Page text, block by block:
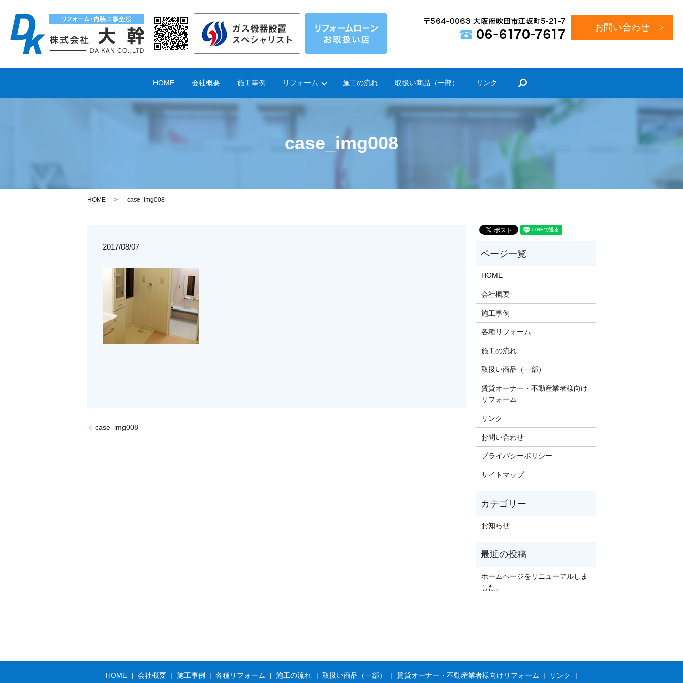
お問い合わせ
HOME 会社概要 施工事例 リフォーム 施工の流れ 取扱い商品（一部） リンク
case_img008
HOME case_img008
2017/08/07
case_img008
HOME
会社概要
施工事例
各種リフォーム
施工の流れ
取扱い商品（一部）
賃貸オーナー・不動産業者様向け
リフォーム
リンク
お問い合わせ
プライバシーポリシー
サイトマップ
お知らせ
ホームページをリニューアルしま
した。
HOME 会社概要 施工事例 各種リフォーム 施工の流れ 取扱い商品（一部） 賃貸オーナー・不動産業者様向けリフォーム リンク